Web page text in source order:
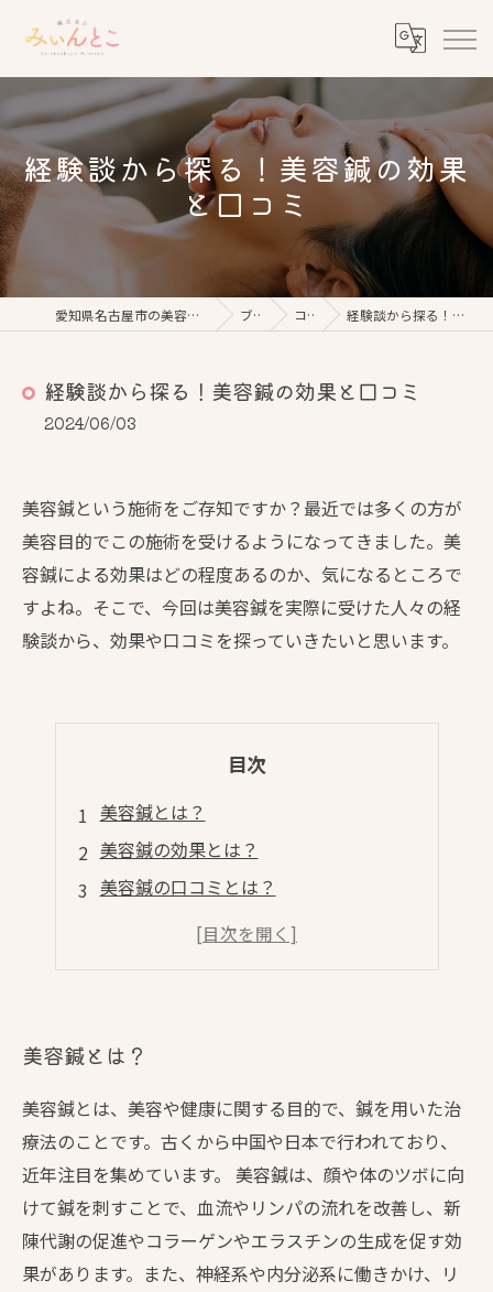
経験談から探る！美容鍼の効果
と口コミ
愛知県名古屋市の美容鍼なら鍼灸美心みぃんとこ ブログ コラム 経験談から探る！美容鍼の効果と口コミ
経験談から探る！美容鍼の効果と口コミ
2024/06/03
美容鍼という施術をご存知ですか？最近では多くの方が
美容目的でこの施術を受けるようになってきました。美
容鍼による効果はどの程度あるのか、気になるところで
すよね。そこで、今回は美容鍼を実際に受けた人々の経
験談から、効果や口コミを探っていきたいと思います。
目次
美容鍼とは？
美容鍼の効果とは？
美容鍼の口コミとは？
美容鍼の注意点は？
美容鍼とは？
美容鍼とは、美容や健康に関する目的で、鍼を用いた治
療法のことです。古くから中国や日本で行われており、
近年注目を集めています。 美容鍼は、顔や体のツボに向
けて鍼を刺すことで、血流やリンパの流れを改善し、新
陳代謝の促進やコラーゲンやエラスチンの生成を促す効
果があります。また、神経系や内分泌系に働きかけ、リ